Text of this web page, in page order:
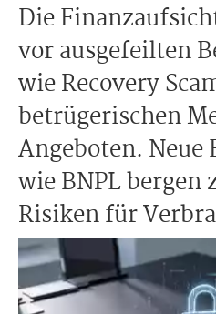
Die
vor ausgefeilten
wie Recovery
betrügerischen
Angeboten.
wie BNPL bergen
Risiken für